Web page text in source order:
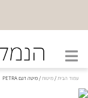
עמוד הבית/מיטות/ מיטה דגם PETRA